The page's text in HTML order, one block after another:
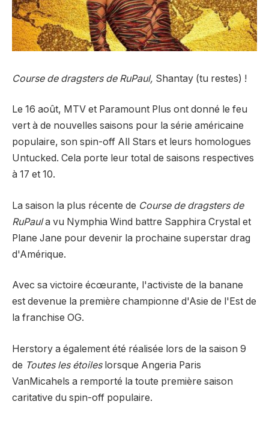
Course de dragsters de RuPaul, Shantay (tu restes) !
Le 16 août, MTV et Paramount Plus ont donné le feu
vert à de nouvelles saisons pour la série américaine
populaire, son spin-off All Stars et leurs homologues
Untucked. Cela porte leur total de saisons respectives
à 17 et 10.
La saison la plus récente de Course de dragsters de
RuPaula vu Nymphia Wind battre Sapphira Crystal et
Plane Jane pour devenir la prochaine superstar drag
d'Amérique.
Avec sa victoire écœurante, l'activiste de la banane
est devenue la première championne d'Asie de l'Est de
la franchise OG.
Herstory a également été réalisée lors de la saison 9
de Toutes les étoileslorsque Angeria Paris
VanMicahels a remporté la toute première saison
caritative du spin-off populaire.